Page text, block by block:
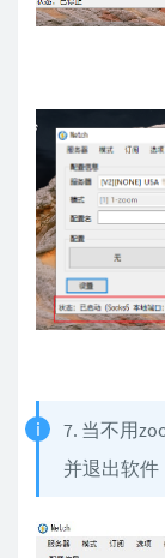
7. 当不用
并退出软件